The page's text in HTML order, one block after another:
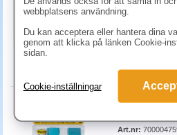
Vanliga frågor och svar
Märkflikar för att skapa egna sektioner,
plastfickor för icke-hålslagna dokument
hål. Komplettera utifrån vilken typ av
Förstärkningsringar, när behövs
När hålen i pappret slits och börjar
Förstärkningsringar (självhäftande
45 kr (inkl.
Märkflikar
Art.nr:
webbplatsens användning.
Du kan acceptera eller hantera dina
genom att klicka på länken Cookie-
sidan.
Cookie-inställningar